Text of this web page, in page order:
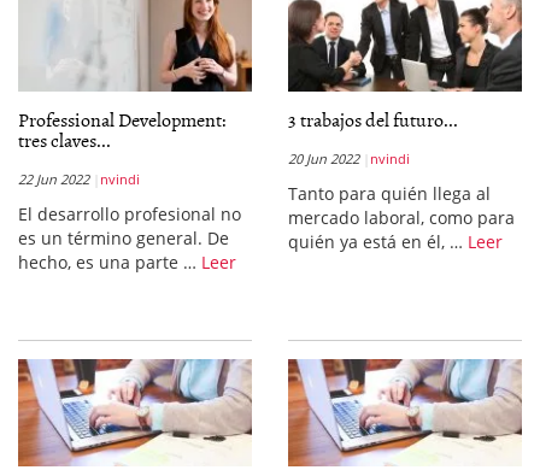
Professional Development:
tres claves...
22 Jun 2022 nvindi
El desarrollo profesional no
es un término general. De
hecho, es una parte … Leer
3 trabajos del futuro...
20 Jun 2022 nvindi
Tanto para quién llega al
mercado laboral, como para
quién ya está en él, … Leer